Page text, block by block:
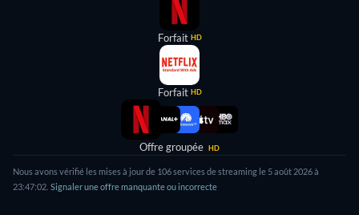
Forfait HD
Forfait HD
Offre groupée HD
Nous avons vérifié les mises à jour de 106services de streaming le 5 août 2026à
23:47:02 Signaler une offre manquante ou incorrecte